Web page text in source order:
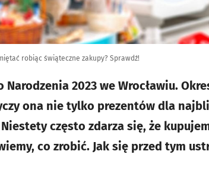
robiąc świąteczne zakupy? Sprawdź!
Narodzenia 2023 we Wrocławiu.
ona nie tylko prezentów dla
często zdarza się, że
co zrobić. Jak się przed tym